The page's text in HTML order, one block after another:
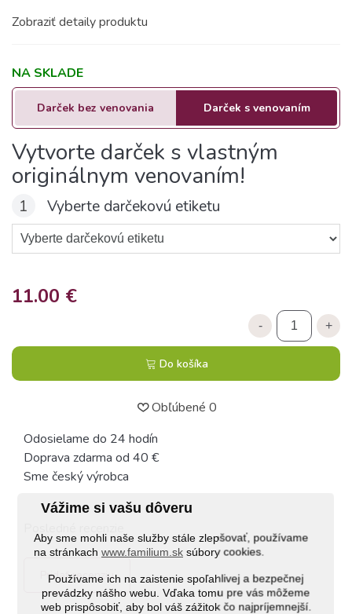
Vážime si vašu dôveru
Aby sme mohli naše služby stále zlepšovať, používame
na stránkachwww.familium.sk súbory cookies.
Používame ich na zaistenie spoľahlivej a bezpečnej
prevádzky nášho webu. Vďaka tomu pre vás môžeme
web prispôsobiť, aby bol váš zážitok čo najpríjemnejší.
Zobraziť detaily produktu
NA SKLADE
11.00 €
- +
Do košíka
Darček bez venovania Darček s venovaním
Vytvorte darček s vlastným
originálnym venovaním!
1 Vyberte darčekovú etiketu
Obľúbené 0
Odosielame do 24 hodín
Doprava zdarma od 40 €
Sme český výrobca
Pridať recenziu